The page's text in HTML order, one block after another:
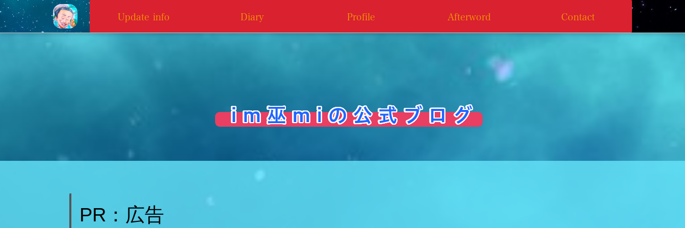
Update info Diary Profile Afterword Contact
i m 巫 m i の 公 式 ブ ロ グ
PR：広告